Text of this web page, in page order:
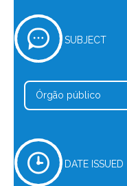
SUBJECT
Órgão público
DATE ISSUED